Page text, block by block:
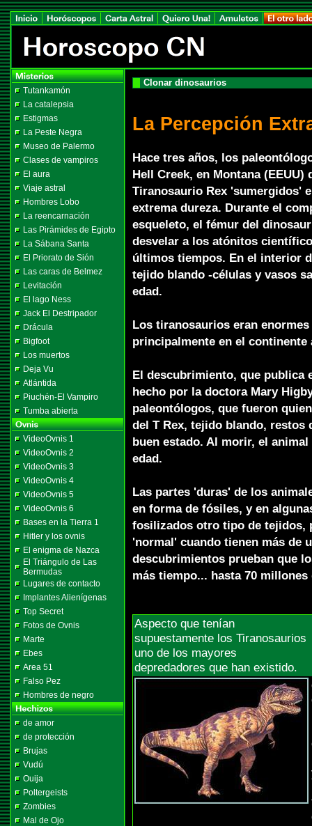
Tutankamón
La catalepsia
Estigmas
La Peste Negra
Museo de Palermo
Clases de vampiros
El aura
Viaje astral
Hombres Lobo
La reencarnación
Las Pirámides de Egipto
La Sábana Santa
El Priorato de Sión
Las caras de Belmez
Levitación
El lago Ness
Jack El Destripador
Drácula
Bigfoot
Los muertos
Deja Vu
Atlántida
Piuchén-El Vampiro
Tumba abierta
VideoOvnis 1
VideoOvnis 2
VideoOvnis 3
VideoOvnis 4
VideoOvnis 5
VideoOvnis 6
Bases en la Tierra 1
Hitler y los ovnis
El enigma de Nazca
El Triángulo de Las
Bermudas
Lugares de contacto
Implantes Alienígenas
Top Secret
Fotos de Ovnis
Marte
Ebes
Area 51
Falso Pez
Hombres de negro
de amor
de protección
Brujas
Vudú
Ouija
Poltergeists
Zombies
Mal de Ojo
Clonar dinosaurios
La Percepción
Hace tres años, los
Hell Creek, en Montana
Tiranosaurio Rex 'sumergidos'
extrema dureza. Durante el
esqueleto, el fémur del
desvelar a los atónitos
últimos tiempos. En el interior
tejido blando -células y vasos
edad.
Los tiranosaurios eran
principalmente en el
El descubrimiento, que publica
hecho por la doctora Mary
paleontólogos, que fueron
del T Rex, tejido blando, restos
buen estado. Al morir, el
edad.
Las partes 'duras' de los
en forma de fósiles, y en
fosilizados otro tipo de tejidos,
'normal' cuando tienen más de
descubrimientos prueban que
más tiempo... hasta 70 millones
Aspecto que tenían
supuestamente los Tiranosaurios
uno de los mayores
depredadores que han existido.